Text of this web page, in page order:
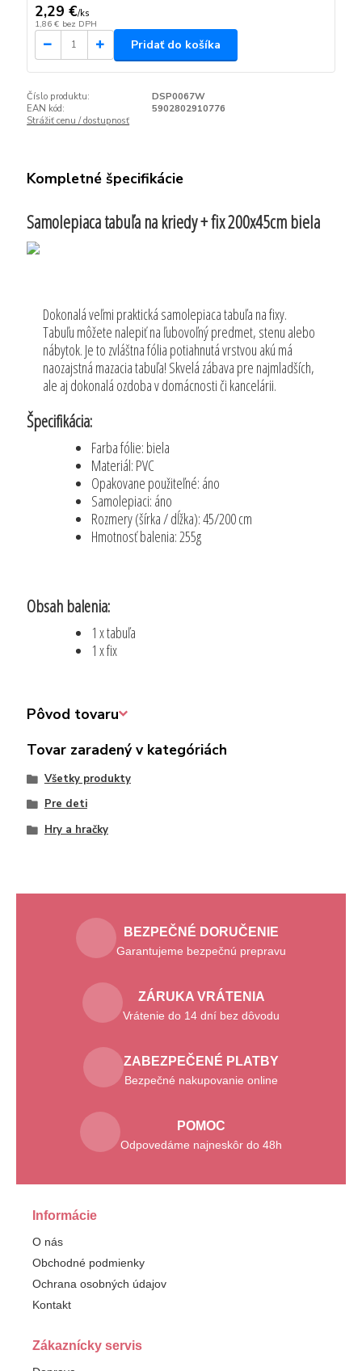
2,29 €/ks
1,86 € bez DPH
Pridať do košíka
Číslo produktu:
DSP0067W
EAN kód:
5902802910776
Strážiť cenu / dostupnosť
Kompletné špecifikácie
Samolepiaca tabuľa na kriedy + fix 200x45cm biela
Dokonalá veľmi praktická samolepiaca tabuľa na fixy.
Tabuľu môžete nalepiť na ľubovoľný predmet, stenu alebo
nábytok. Je to zvláštna fólia potiahnutá vrstvou akú má
naozajstná mazacia tabuľa! Skvelá zábava pre najmladších,
ale aj dokonalá ozdoba v domácnosti či kancelárii.
Špecifikácia:
Farba fólie: biela
Materiál: PVC
Opakovane použiteľné: áno
Samolepiaci: áno
Rozmery (šírka / dĺžka): 45/200 cm
Hmotnosť balenia: 255g
Obsah balenia:
1 x tabuľa
1 x fix
Pôvod tovaru
Tovar zaradený v kategóriách
Všetky produkty
Pre deti
Hry a hračky
BEZPEČNÉ DORUČENIE
Garantujeme bezpečnú prepravu
ZÁRUKA VRÁTENIA
Vrátenie do 14 dní bez dôvodu
ZABEZPEČENÉ PLATBY
Bezpečné nakupovanie online
POMOC
Odpovedáme najneskôr do 48h
Informácie
O nás
Obchodné podmienky
Ochrana osobných údajov
Kontakt
Zákaznícky servis